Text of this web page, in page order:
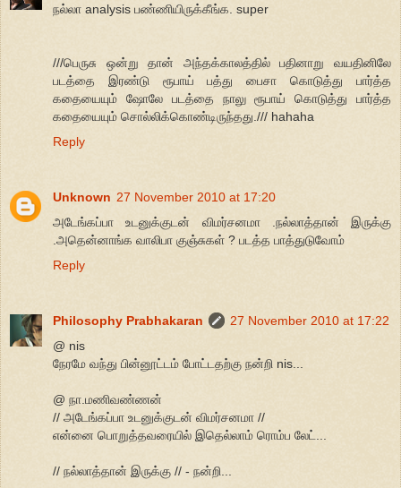
நல்லா analysis பண்ணியிருக்கீங்க. super
///பெருசு ஒன்று தான் அந்தக்காலத்தில் பதினாறு வயதினிலே
படத்தை இரண்டு ரூபாய் பத்து பைசா கொடுத்து பார்த்த
கதையையும் ஷோலே படத்தை நாலு ரூபாய் கொடுத்து பார்த்த
கதையையும் சொல்லிக்கொண்டிருந்தது./// hahaha
Reply
Unknown 27 November 2010 at 17:20
அடேங்கப்பா உடனுக்குடன் விமர்சனமா .நல்லாத்தான் இருக்கு
.அதென்னாங்க வாலிபா குஞ்சுகள் ? படத்த பாத்துடுவோம்
Reply
Philosophy Prabhakaran
27 November 2010 at 17:22
@ nis
நேரமே வந்து பின்னூட்டம் போட்டதற்கு நன்றி nis...
@ நா.மணிவண்ணன்
// அடேங்கப்பா உடனுக்குடன் விமர்சனமா //
என்னை பொறுத்தவரையில் இதெல்லாம் ரொம்ப லேட்...
// நல்லாத்தான் இருக்கு // - நன்றி...